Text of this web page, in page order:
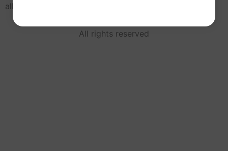
alkalmaz, újraéleszti a gyógyító […]
All rights reserved